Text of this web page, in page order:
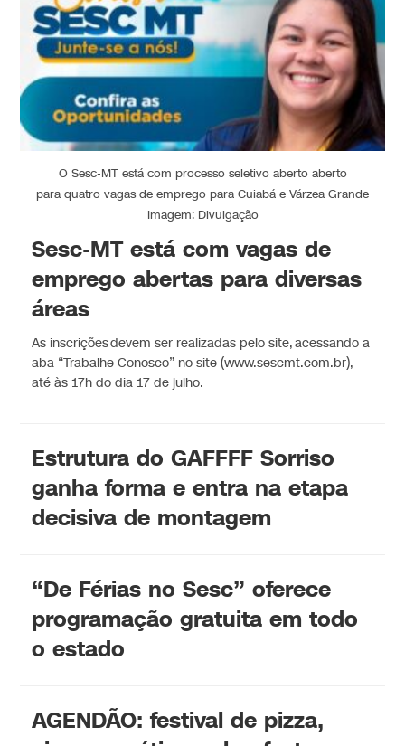
O Sesc-MT está com processo seletivo aberto aberto
para quatro vagas de emprego para Cuiabá e Várzea Grande
Imagem: Divulgação
Sesc-MT está com vagas de
emprego abertas para diversas
áreas
As inscrições devem ser realizadas pelo site, acessando a
aba “Trabalhe Conosco” no site (www.sescmt.com.br),
até às 17h do dia 17 de julho.
Estrutura do GAFFFF Sorriso
ganha forma e entra na etapa
decisiva de montagem
“De Férias no Sesc” oferece
programação gratuita em todo
o estado
AGENDÃO: festival de pizza,